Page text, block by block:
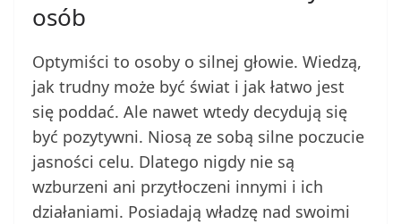
osób
Optymiści to osoby o silnej głowie. Wiedzą,
jak trudny może być świat i jak łatwo jest
się poddać. Ale nawet wtedy decydują się
być pozytywni. Niosą ze sobą silne poczucie
jasności celu. Dlatego nigdy nie są
wzburzeni ani przytłoczeni innymi i ich
działaniami. Posiadają władzę nad swoimi